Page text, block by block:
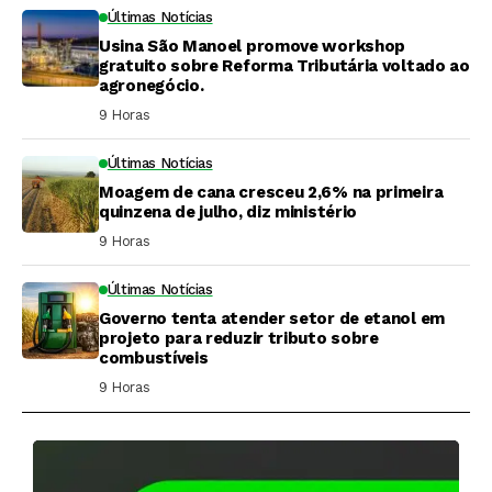
Últimas Notícias
Usina São Manoel promove workshop
gratuito sobre Reforma Tributária voltado ao
agronegócio.
9 Horas ⁮
Últimas Notícias
Moagem de cana cresceu 2,6% na primeira
quinzena de julho, diz ministério
9 Horas ⁮
Últimas Notícias
Governo tenta atender setor de etanol em
projeto para reduzir tributo sobre
combustíveis
9 Horas ⁮